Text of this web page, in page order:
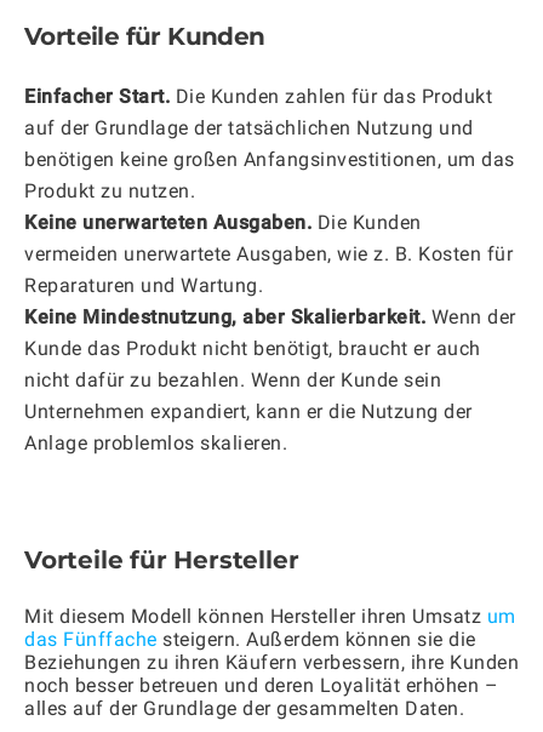
Vorteile für Kunden
Einfacher Start. Die Kunden zahlen für das Produkt
auf der Grundlage der tatsächlichen Nutzung und
benötigen keine großen Anfangsinvestitionen, um das
Produkt zu nutzen.
Keine unerwarteten Ausgaben. Die Kunden
vermeiden unerwartete Ausgaben, wie z. B. Kosten für
Reparaturen und Wartung.
Keine Mindestnutzung, aber Skalierbarkeit. Wenn der
Kunde das Produkt nicht benötigt, braucht er auch
nicht dafür zu bezahlen. Wenn der Kunde sein
Unternehmen expandiert, kann er die Nutzung der
Anlage problemlos skalieren.
Vorteile für Hersteller
Mit diesem Modell können Hersteller ihren Umsatz um
das Fünffache steigern. Außerdem können sie die
Beziehungen zu ihren Käufern verbessern, ihre Kunden
noch besser betreuen und deren Loyalität erhöhen –
alles auf der Grundlage der gesammelten Daten.